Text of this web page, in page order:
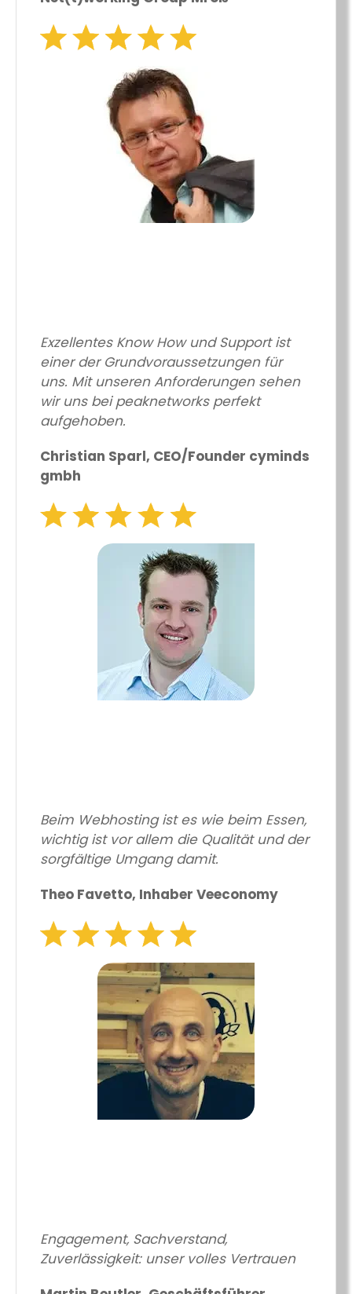
Exzellentes Know How und Support ist
einer der Grundvoraussetzungen für
uns. Mit unseren Anforderungen sehen
wir uns bei peaknetworks perfekt
aufgehoben.
Christian Sparl, CEO/Founder cyminds
gmbh
Beim Webhosting ist es wie beim Essen,
wichtig ist vor allem die Qualität und der
sorgfältige Umgang damit.
Theo Favetto, Inhaber Veeconomy
Engagement, Sachverstand,
Zuverlässigkeit: unser volles Vertrauen